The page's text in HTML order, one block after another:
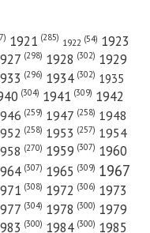
Север»
Север»
1921 (285) 1922 (54) 1923
(298) 1928 (302) 1929
(296) 1934 (302) 1935
(304) 1941 (309) 1942
(259) 1947 (258) 1948
(258) 1953 (257) 1954
(270) 1959 (307) 1960
(307) 1965 (309) 1967
(308) 1972 (306) 1973
(304) 1978 (300) 1979
(300) 1984 (300) 1985